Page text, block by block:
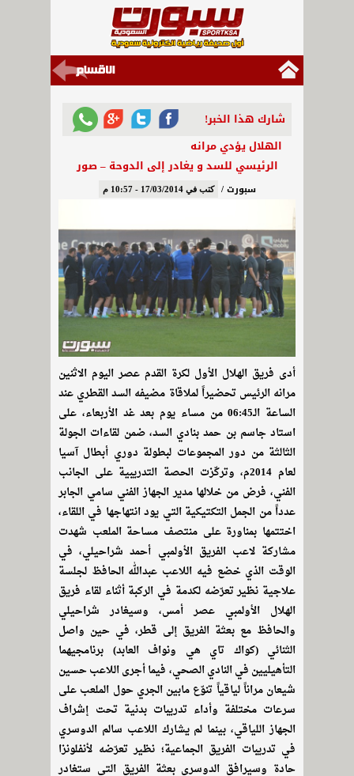
شارك هذا الخبر!
الهلال يؤدي مرانه
الرئيسي للسد و يغادر إلى الدوحة – صور
سبورت / كتب في 17/03/2014 - 10:57 م
أدى فريق الهلال الأول لكرة القدم عصر اليوم الاثنين
مرانه الرئيس تحضيراً لملاقاة مضيفه السد القطري عند
الساعة الـ06:45 من مساء يوم بعد غد الأربعاء، على
استاد جاسم بن حمد بنادي السد، ضمن لقاءات الجولة
الثالثة من دور المجموعات لبطولة دوري أبطال آسيا
لعام 2014م، وتركّزت الحصة التدريبية على الجانب
الفني، فرض من خلالها مدير الجهاز الفني سامي الجابر
عدداً من الجمل التكتيكية التي يود انتهاجها في اللقاء،
اختتمها بمناورة على منتصف مساحة الملعب شهدت
مشاركة لاعب الفريق الأولمبي أحمد شراحيلي، في
الوقت الذي خضع فيه اللاعب عبدالله الحافظ لجلسة
علاجية نظير تعرّضه لكدمة في الركبة أثناء لقاء فريق
الهلال الأولمبي عصر أمس، وسيغادر شراحيلي
والحافظ مع بعثة الفريق إلى قطر، في حين واصل
الثنائي (كواك تاي هي ونواف العابد) برنامجيهما
التأهيليين في النادي الصحي، فيما أجرى اللاعب حسين
شيعان مراناً لياقياً تنوّع مابين الجري حول الملعب على
سرعات مختلفة وأداء تدريبات بدنية تحت إشراف
الجهاز اللياقي، بينما لم يشارك اللاعب سالم الدوسري
في تدريبات الفريق الجماعية؛ نظير تعرّضه لأنفلونزا
حادة وسيرافق الدوسري بعثة الفريق التي ستغادر